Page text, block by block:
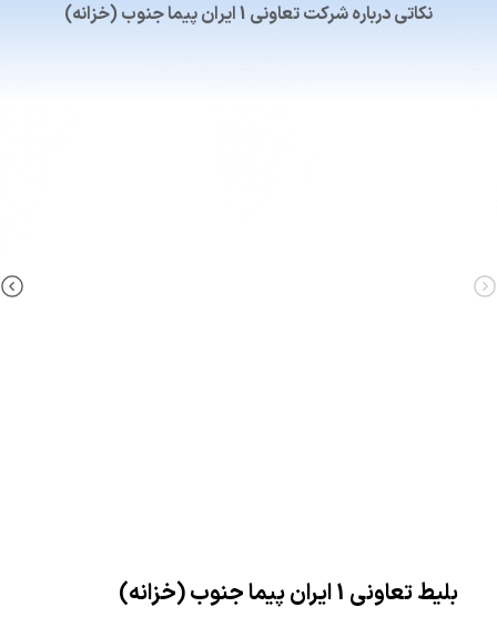
نکاتی درباره شرکت تعاونی 1 ایران پیما جنوب (خزانه)
بلیط تعاونی 1 ایران پیما جنوب (خزانه)